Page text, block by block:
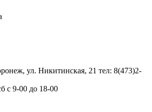
ул. Никитинская, 21 тел: 8(473)2-
с 9-00 до 18-00